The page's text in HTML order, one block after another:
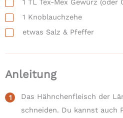
1 TL Tex-Mex Gewürz (oder
1 Knoblauchzehe
etwas Salz & Pfeffer
Anleitung
Das Hähnchenfleisch der
schneiden. Du kannst auch